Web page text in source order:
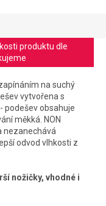
produktu dle
na suchý
vytvořena s
podešev obsahuje
měkká. NON
nezanechává
odvod vlhkosti z
nožičky, vhodné i